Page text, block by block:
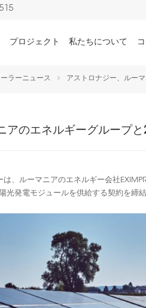
プロジェクト 私たちについて
ーラーニュース アストロナジー、ルー
アのエネルギーグループ
、ルーマニアのエネルギー会社
光発電モジュールを供給する契約を締結